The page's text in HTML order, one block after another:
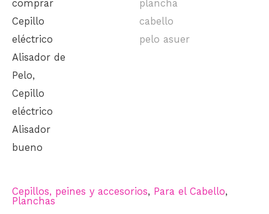
Cepillos, peines y accesorios, Para el Cabello,
Planchas